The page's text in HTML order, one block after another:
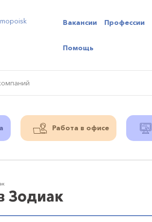
Вакансии Профессии
Помощь
Работа в офисе
Зодиак